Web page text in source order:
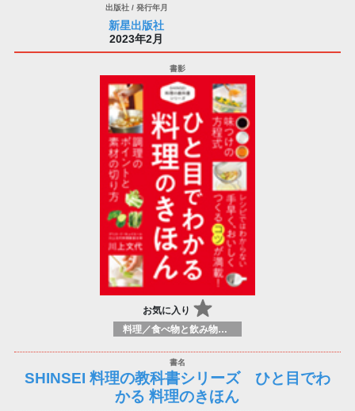
新星出版社
2023年2月
お気に入り
料理／食べ物と飲み物／食に関する記述
SHINSEI 料理の教科書シリーズ ひと目でわ
かる 料理のきほん